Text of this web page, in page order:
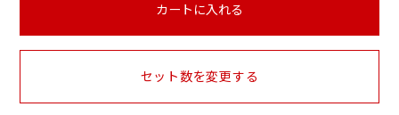
カートに入れる
セット数を変更する